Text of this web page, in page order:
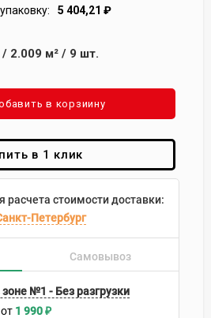
5 404,21 ₽
/ 2.009 м² / 9 шт.
в корзиину
в 1 клик
расчета стоимости доставки:
Петербург
Самовывоз
№1 - Без разгрузки
1 990₽